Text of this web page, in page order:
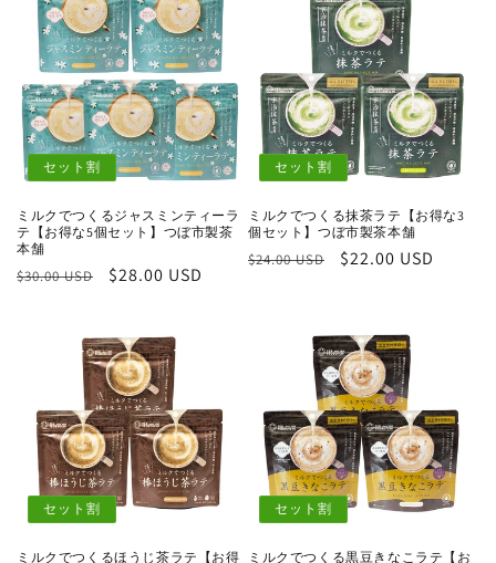
価
格
価
格
セット割
ミルクでつくるジャスミンティーラ
テ【お得な5個セット】つぼ市製茶
本舗
通
$30.00 USD
セ
価
格
$28.00 USD
セット割
ミルクでつくる抹茶ラテ【お得な3
個セット】つぼ市製茶本舗
通
$24.00 USD
セ
価
格
$22.00 USD
セット割
ミルクでつくるほうじ茶ラテ【お得
セット割
ミルクでつくる黒豆きなこラテ【お